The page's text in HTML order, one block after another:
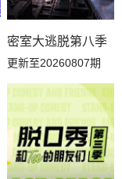
20260719吃播大赏
20260717万事屋加更
20260716副本存档中
密室大逃脱第八季
更新至20260807期